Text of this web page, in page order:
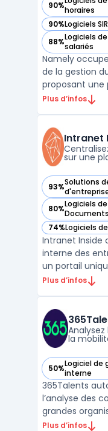
90%horaires
— voir Namely
90%Logiciels
— voir Namely
88%Logiciels
salariés
— voir Namely
Namely
de la gestion
proposant
aux PME. Ce
humaines.
Plus d’infos
Intranet
sur une
93%Solutions
— voir Intranet
80%Logiciels
— voir Intranet
74%Logiciels
— voir Intranet
Intranet Inside
interne des
un portail
France.
confidentialité
stru ...
Plus d’infos
la
50%Logiciel
interne
— voir
365Talents
l’analyse des
grandes
les équipes
Plus d’infos